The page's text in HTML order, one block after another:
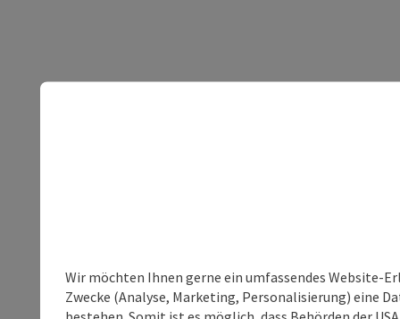
Wir möchten Ihnen gerne ein umfassendes Website-
Zwecke (Analyse, Marketing, Personalisierung) eine